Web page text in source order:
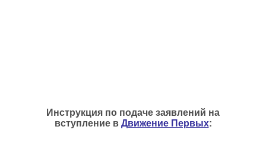
Инструкция по подаче заявлений на
вступление в Движение Первых: